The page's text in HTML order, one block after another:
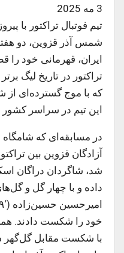
3 مه 2025
شمس آذر قزوین، دو هفته
ایران، قهرمانی خود را
تراکتور در تاریخ لیگ
که با موج گسترده‌ای از
این تیم در سراسر کشور
در مسابقه‌ای که شامگاه
آزادگان قزوین بین
شد، شاگردان دراگان
خود را شکست دادند.
با شکست مقابل گل‌گهر